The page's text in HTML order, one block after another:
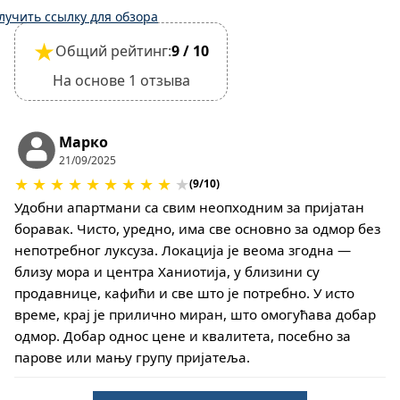
Полная оплата производится при регистрации
заезда.
Депозит возвращается не позднее, чем за 60
дней до вашего прибытия и не возвращается
не позднее, чем за 59 дней до вашего
Заезд – 15:30, выезд – 10:30.
Этот объект размещения не требует внесения
залога на случай причинения ущерба при
регистрации заезда.
Однако выезд может быть завершен только
после проверки общего состояния дома.
Домашние животные не допускаются.
ссылку для обзора
★Общий рейтинг:9 / 10
На основе 1 отзыва
Марко
21/09/2025
★ ★ ★ ★ ★ ★ ★ ★ ★ ★(9/10)
Удобни апартмани са свим неопходним за пријатан
боравак. Чисто, уредно, има све основно за одмор без
непотребног луксуза. Локација је веома згодна —
близу мора и центра Ханиотија, у близини су
продавнице, кафићи и све што је потребно. У исто
време, крај је прилично миран, што омогућава добар
одмор. Добар однос цене и квалитета, посебно за
парове или мању групу пријатеља.